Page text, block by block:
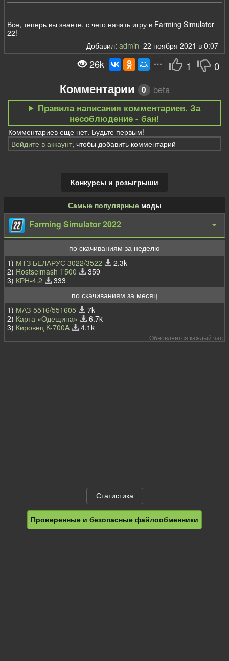
Все, теперь вы знаете, с чего начать игру в Farming Simulator
22!
Добавил: admin 22 ноября 2021 в 0:07
1 0
26k
Комментарии 0
beta
Правила написания комментариев. За
несоблюдение - бан!
Комментариев еще нет. Будьте первым!
Войдите в аккаунт, чтобы добавить комментарий
Конкурсы и розыгрыши
Самые популярныемоды
Farming Simulator 2022
по скачиваниям за неделю
1) МТЗ БЕЛАРУС 3022/3522
2.3k
2) Rostselmash T500
359
3) КРН-4.2
333
по скачиваниям за месяц
1) МАЗ-5516/551605
7k
2) Карта «Одещина»
6.7k
3) Кировец K-700A 4.1k
Обновляется каждый час
Статистика
Проверенные и безопасные файлообменники